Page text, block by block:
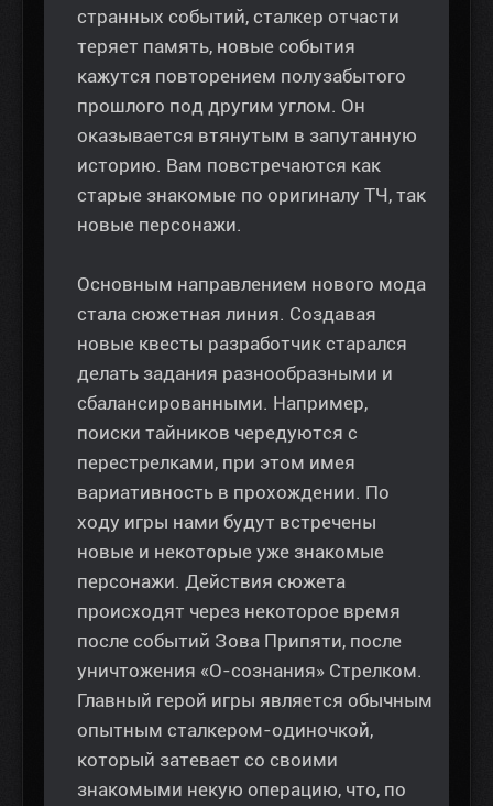
странных событий, сталкер отчасти
теряет память, новые события
кажутся повторением полузабытого
прошлого под другим углом. Он
оказывается втянутым в запутанную
историю. Вам повстречаются как
старые знакомые по оригиналу ТЧ, так
новые персонажи.
Основным направлением нового мода
стала сюжетная линия. Создавая
новые квесты разработчик старался
делать задания разнообразными и
сбалансированными. Например,
поиски тайников чередуются с
перестрелками, при этом имея
вариативность в прохождении. По
ходу игры нами будут встречены
новые и некоторые уже знакомые
персонажи. Действия сюжета
происходят через некоторое время
после событий Зова Припяти, после
уничтожения «О-сознания» Стрелком.
Главный герой игры является обычным
опытным сталкером-одиночкой,
который затевает со своими
знакомыми некую операцию, что, по